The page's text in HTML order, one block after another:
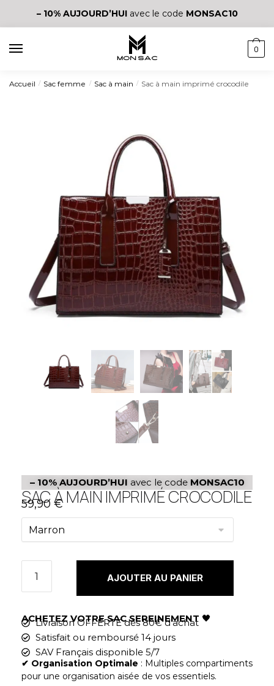
– 10% AUJOURD’HUIavec le code MONSAC10
0
Accueil / Sac femme / Sac à main / Sac à main imprimé crocodile
– 10% AUJOURD’HUI avec le code MONSAC10
SAC À MAIN IMPRIMÉ CROCODILE
59,90 €
AJOUTER AU PANIER
ACHETEZ VOTRE SAC SEREINEMENT 🖤
Livraison OFFERTE dès 80€ d'achat
Satisfait ou remboursé 14 jours
SAV Français disponible 5/7
✔︎ Organisation Optimale : Multiples compartiments
pour une organisation aisée de vos essentiels.